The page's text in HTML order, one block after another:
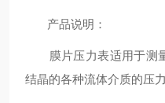
产品说明：
膜片压力表适用于测
结晶的各种流体介质的压力